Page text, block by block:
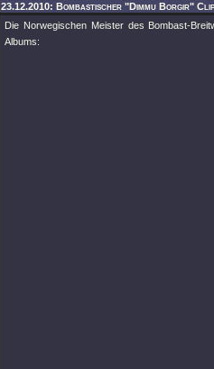
23.12.2010: Bombastischer "Dimmu Borgir"
Die Norwegischen Meister des Bombast-
Albums: